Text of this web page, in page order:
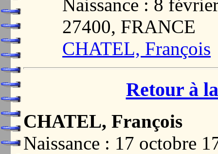
Naissance : 8
27400, FRANCE
CHATEL, François
Retour à
CHATEL, François
Naissance : 17 octobre